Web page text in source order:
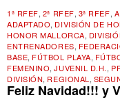
1ª RFEF, 2ª RFEF, 3ª RFEF,
ADAPTADO, DIVISIÓN DE
HONOR MALLORCA,
ENTRENADORES,
BASE, FÚTBOL PLAYA,
FEMENINO,JUVENIL D.H.,
DIVISIÓN, REGIONAL ,
Feliz Navidad!!! y